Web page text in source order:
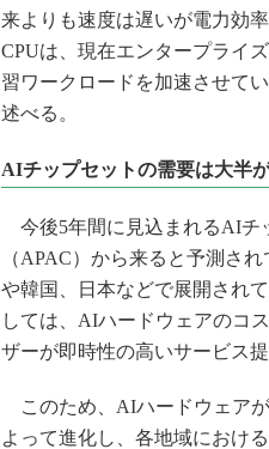
来よりも速度は遅いが電力効
CPUは、現在エンタープライ
習ワークロードを加速させて
述べる。
AIチップセットの需要は大半
今後5年間に見込まれるAIチ
（APAC）から来ると予測さ
や韓国、日本などで展開され
しては、AIハードウェアのコ
ザーが即時性の高いサービス
このため、AIハードウェア
よって進化し、各地域におけ